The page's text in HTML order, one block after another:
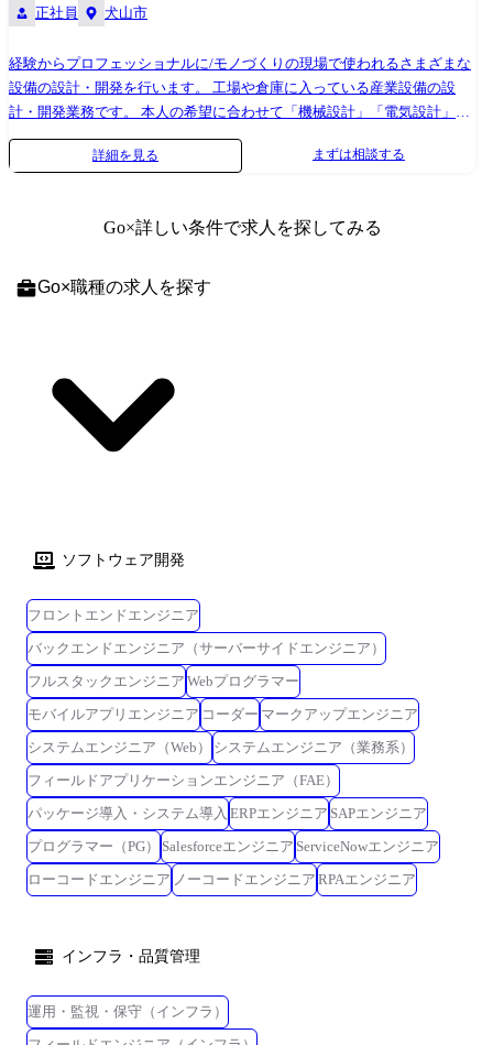
間】3年 【開発言語】バッチ・Shell 【FW】なし 【OS】Windows
Excel、Backlog 【クラウド(サービス郡込み)】vSphere、3PAR、一部
AWS(S3、CloudWatch) 【働き方】週3出社・週2リモート ◆ネットワーク
機器更改および拠点間VPN再設計 【担当工程】要件定義・設計・構築・
運用/保守 【規模】4名(当社チーム:2名) 【期間】長期 【開発言語】なし
【FW】なし 【OS】Cisco IOS、YAMAHA RTX 【DB・ツール等】
正社員 犬山市
経験からプロフェッショナルに/モノづくりの現場で使われるさまざまな
設備の設計・開発を行います。 工場や倉庫に入っている産業設備の設
計・開発業務です。 本人の希望に合わせて「機械設計」「電気設計」の
いずれか業務に携わっていただきます。 ＜こんな機械を設計しています
＞ ●自動倉庫の搬送システム ●複合工作機械 ●部品の内部機構(生産中止
の後、社内で設計している請負案件を手伝いながら、CADの使い方、機
っぱりわからない」という方には現場研修も実施。 ※研修期間や研修カ
合ったステップアップを目指せます＞ 「何がやりたいか?」「どうなり
たいか?」を聞きながら、一緒にキャリアステップを描いていきます。
そのため、入社時の面接ではアンケートを取って、将来どんなポジショ
ン(管理者/作業リーダー/作業者)で働きたいかを確認しています。
詳細を見る まずは相談する
Go×詳しい条件で求人を探してみる
Go×職種の求人を探す
ソフトウェア開発
フロントエンドエンジニア
バックエンドエンジニア（サーバーサイドエンジニア）
フルスタックエンジニア Webプログラマー
モバイルアプリエンジニア コーダー マークアップエンジニア
システムエンジニア（Web）
システムエンジニア（業務系）
フィールドアプリケーションエンジニア（FAE）
パッケージ導入・システム導入 ERPエンジニア SAPエンジニア
プログラマー（PG）
Salesforceエンジニア ServiceNowエンジニア
ローコードエンジニア ノーコードエンジニア RPAエンジニア
インフラ・品質管理
運用・監視・保守（インフラ）